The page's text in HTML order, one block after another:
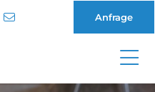
Anfrage